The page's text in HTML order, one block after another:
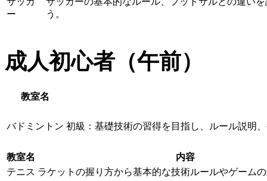
ー
う。
成人初心者（午前）
教室名
バドミントン 初級：基礎技術の習得を目指し、ルール説明
教室名
内容
テニス ラケットの握り方から基本的な技術ルールやゲーム